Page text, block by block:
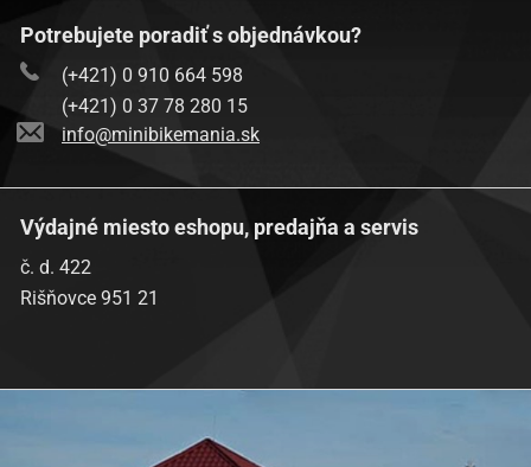
Potrebujete poradiť s objednávkou?
(+421) 0 910 664 598
(+421) 0 37 78 280 15
info@minibikemania.sk
Výdajné miesto eshopu, predajňa a servis
č. d. 422
Rišňovce 951 21